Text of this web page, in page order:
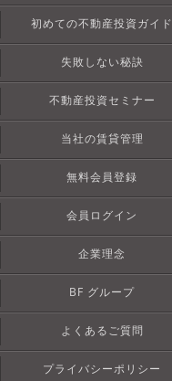
初めての不動産投資ガイド
失敗しない秘訣
不動産投資セミナー
当社の賃貸管理
無料会員登録
会員ログイン
企業理念
BF グループ
よくあるご質問
プライバシーポリシー